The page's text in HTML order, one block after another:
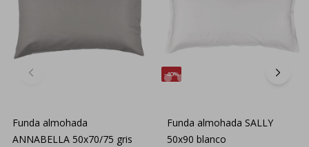
Funda almohada
ANNABELLA 50x70/75 gris
40
Funda almohada SALLY
50x90 blanco